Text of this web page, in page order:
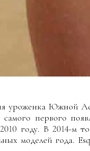
уроженка Южной
первого
году. В 2014-м
моделей года.